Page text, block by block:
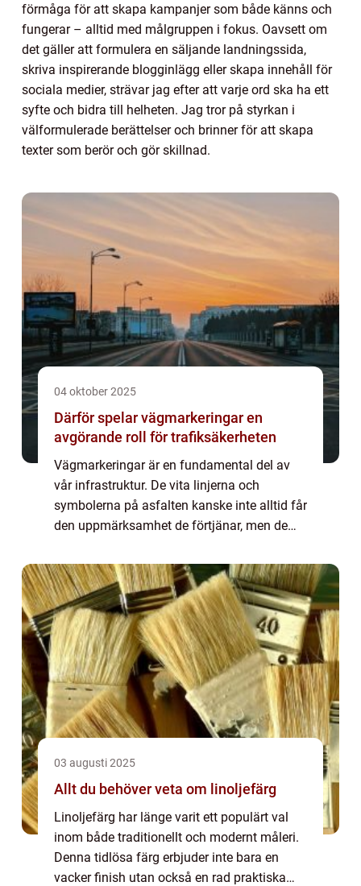
förmåga för att skapa kampanjer som både känns och
fungerar – alltid med målgruppen i fokus. Oavsett om
det gäller att formulera en säljande landningssida,
skriva inspirerande blogginlägg eller skapa innehåll för
sociala medier, strävar jag efter att varje ord ska ha ett
syfte och bidra till helheten. Jag tror på styrkan i
välformulerade berättelser och brinner för att skapa
texter som berör och gör skillnad.
04 oktober 2025
Därför spelar vägmarkeringar en
avgörande roll för trafiksäkerheten
Vägmarkeringar är en fundamental del av
vår infrastruktur. De vita linjerna och
symbolerna på asfalten kanske inte alltid får
den uppmärksamhet de förtjänar, men de
03 augusti 2025
Allt du behöver veta om linoljefärg
Linoljefärg har länge varit ett populärt val
inom både traditionellt och modernt måleri.
Denna tidlösa färg erbjuder inte bara en
vacker finish utan också en rad praktiska